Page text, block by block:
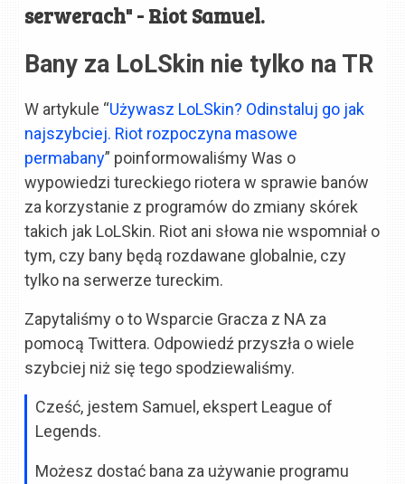
serwerach" - Riot Samuel.
Bany za LoLSkin nie tylko na TR
W artykule “Używasz LoLSkin? Odinstaluj go jak
najszybciej. Riot rozpoczyna masowe
permabany” poinformowaliśmy Was o
wypowiedzi tureckiego riotera w sprawie banów
za korzystanie z programów do zmiany skórek
takich jak LoLSkin. Riot ani słowa nie wspomniał o
tym, czy bany będą rozdawane globalnie, czy
tylko na serwerze tureckim.
Zapytaliśmy o to Wsparcie Gracza z NA za
pomocą Twittera. Odpowiedź przyszła o wiele
szybciej niż się tego spodziewaliśmy.
Cześć, jestem Samuel, ekspert League of
Legends.
Możesz dostać bana za używanie programu